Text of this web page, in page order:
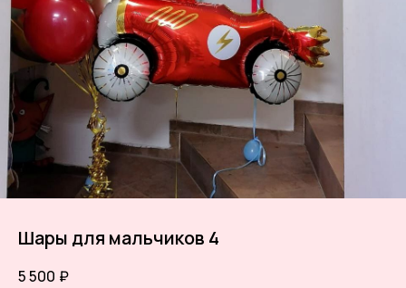
Шары для мальчиков 4
5 500 ₽